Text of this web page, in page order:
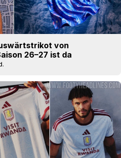
von
26–27 ist da